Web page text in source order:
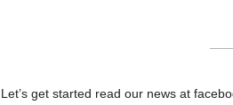
Let’s get started read our news at